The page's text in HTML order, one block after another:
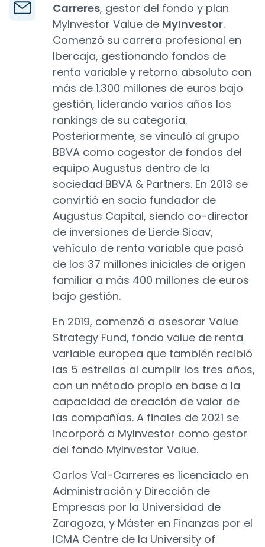
Carreres, gestor del fondo y plan
MyInvestor Value de MyInvestor.
Comenzó su carrera profesional en
Ibercaja, gestionando fondos de
renta variable y retorno absoluto con
más de 1.300 millones de euros bajo
gestión, liderando varios años los
rankings de su categoría.
Posteriormente, se vinculó al grupo
BBVA como cogestor de fondos del
equipo Augustus dentro de la
sociedad BBVA & Partners. En 2013 se
convirtió en socio fundador de
Augustus Capital, siendo co-director
de inversiones de Lierde Sicav,
vehículo de renta variable que pasó
de los 37 millones iniciales de origen
familiar a más 400 millones de euros
bajo gestión.
En 2019, comenzó a asesorar Value
Strategy Fund, fondo value de renta
variable europea que también recibió
las 5 estrellas al cumplir los tres años,
con un método propio en base a la
capacidad de creación de valor de
las compañías. A finales de 2021 se
incorporó a MyInvestor como gestor
del fondo MyInvestor Value.
Carlos Val-Carreres es licenciado en
Administración y Dirección de
Empresas por la Universidad de
Zaragoza, y Máster en Finanzas por el
ICMA Centre de la University of